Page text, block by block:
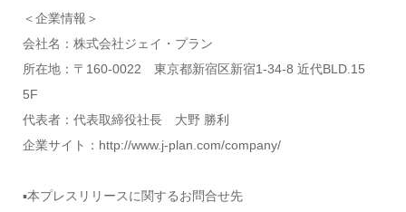
＜企業情報＞
会社名：株式会社ジェイ・プラン
所在地：〒160-0022 東京都新宿区新宿1-34-8 近代BLD.15
5F
代表者：代表取締役社長 大野 勝利
企業サイト：http://www.j-plan.com/company/
▪本プレスリリースに関するお問合せ先